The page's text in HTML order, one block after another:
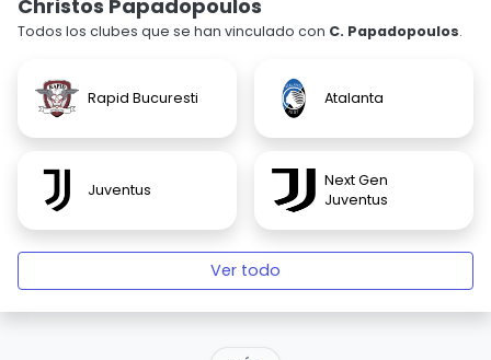
Christos Papadopoulos
Todos los clubes que se han vinculado con C. Papadopoulos.
Rapid Bucuresti Atalanta
Juventus
Next Gen
Juventus
Ver todo